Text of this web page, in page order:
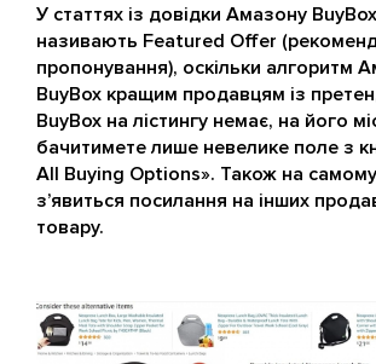
У статтях із довідки Амазону BuyBox
називають Featured Offer
пропонування), оскільки алгоритм
BuyBox кращим продавцям із
BuyBox на лістингу немає, на його
бачитимете лише невелике поле з
All Buying Options». Також на самому
з’явиться посилання на інших
товару.